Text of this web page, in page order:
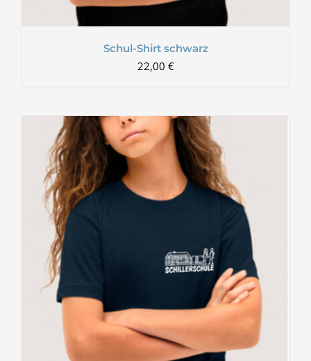
Schul-Shirt schwarz
22,00 €